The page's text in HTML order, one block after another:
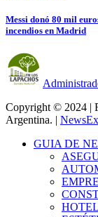
Messi donó 80 mil
incendios en Madrid
Copyright © 2024 |
Argentina. |
GUIA DE